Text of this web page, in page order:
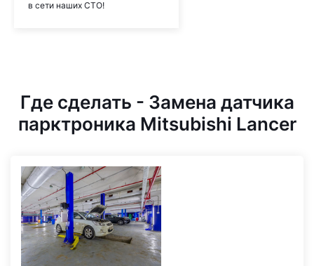
в сети наших СТО!
Где сделать - Замена датчика
парктроника Mitsubishi Lancer